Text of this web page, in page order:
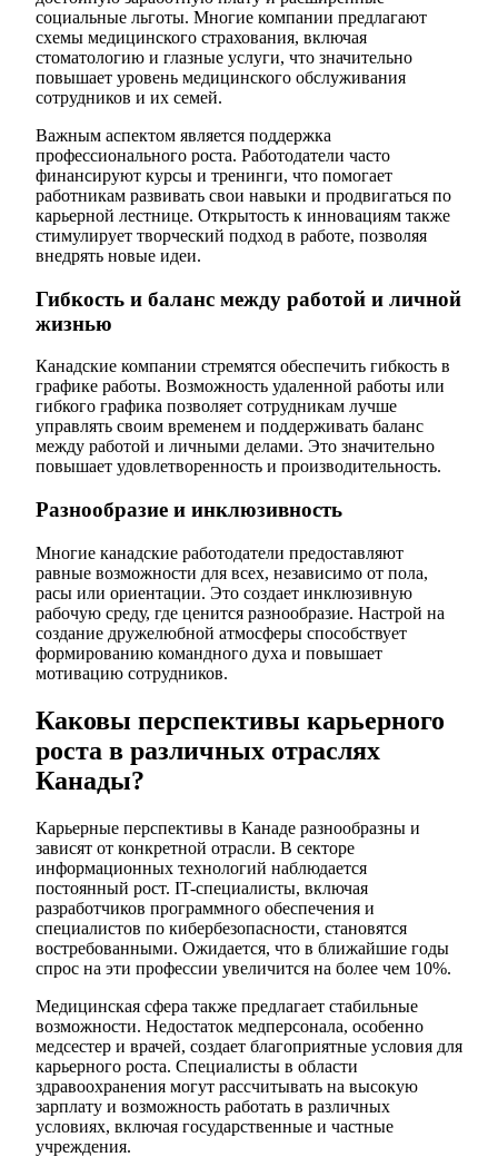
социальные льготы. Многие компании предлагают
схемы медицинского страхования, включая
стоматологию и глазные услуги, что значительно
повышает уровень медицинского обслуживания
сотрудников и их семей.
Важным аспектом является поддержка
профессионального роста. Работодатели часто
финансируют курсы и тренинги, что помогает
работникам развивать свои навыки и продвигаться по
карьерной лестнице. Открытость к инновациям также
стимулирует творческий подход в работе, позволяя
внедрять новые идеи.
Гибкость и баланс между работой и личной
жизнью
Канадские компании стремятся обеспечить гибкость в
графике работы. Возможность удаленной работы или
гибкого графика позволяет сотрудникам лучше
управлять своим временем и поддерживать баланс
между работой и личными делами. Это значительно
повышает удовлетворенность и производительность.
Разнообразие и инклюзивность
Многие канадские работодатели предоставляют
равные возможности для всех, независимо от пола,
расы или ориентации. Это создает инклюзивную
рабочую среду, где ценится разнообразие. Настрой на
создание дружелюбной атмосферы способствует
формированию командного духа и повышает
мотивацию сотрудников.
Каковы перспективы карьерного
роста в различных отраслях
Канады?
Карьерные перспективы в Канаде разнообразны и
зависят от конкретной отрасли. В секторе
информационных технологий наблюдается
постоянный рост. IT-специалисты, включая
разработчиков программного обеспечения и
специалистов по кибербезопасности, становятся
востребованными. Ожидается, что в ближайшие годы
спрос на эти профессии увеличится на более чем 10%.
Медицинская сфера также предлагает стабильные
возможности. Недостаток медперсонала, особенно
медсестер и врачей, создает благоприятные условия для
карьерного роста. Специалисты в области
здравоохранения могут рассчитывать на высокую
зарплату и возможность работать в различных
условиях, включая государственные и частные
учреждения.